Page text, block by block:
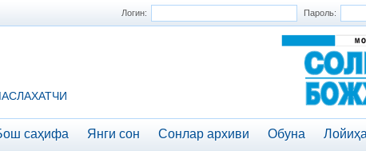
Логин: Пароль:
саҳифа Янги сон Сонлар архиви Обуна